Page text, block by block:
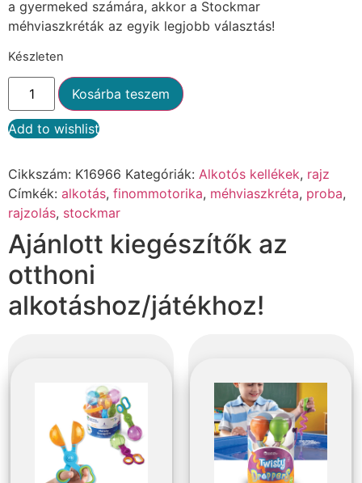
a gyermeked számára, akkor a Stockmar
méhviaszkréták az egyik legjobb választás!
Készleten
Kosárba teszem
Add to wishlist
Cikkszám: K16966 Kategóriák: Alkotós kellékek, rajz
Címkék: alkotás, finommotorika, méhviaszkréta, proba,
rajzolás, stockmar
Ajánlott kiegészítők az
otthoni
alkotáshoz/játékhoz!